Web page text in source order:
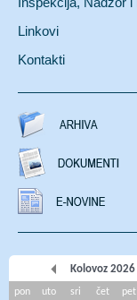
Linkovi
Kontakti
Kolovoz 2026
pon uto sri čet pet